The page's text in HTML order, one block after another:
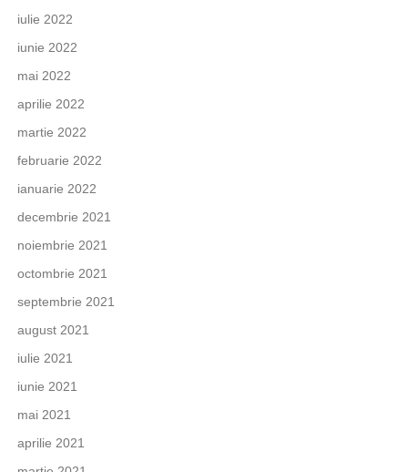
iulie 2022
iunie 2022
mai 2022
aprilie 2022
martie 2022
februarie 2022
ianuarie 2022
decembrie 2021
noiembrie 2021
octombrie 2021
septembrie 2021
august 2021
iulie 2021
iunie 2021
mai 2021
aprilie 2021